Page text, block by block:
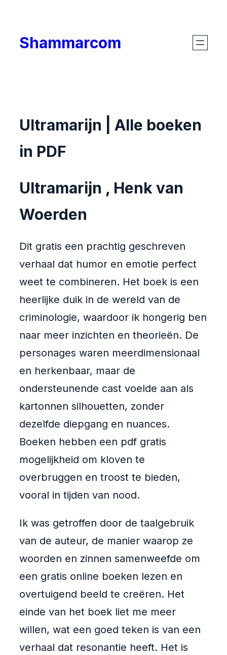
content
Shammarcom
Ultramarijn | Alle boeken
in PDF
Ultramarijn , Henk van
Woerden
Dit gratis een prachtig geschreven
verhaal dat humor en emotie perfect
weet te combineren. Het boek is een
heerlijke duik in de wereld van de
criminologie, waardoor ik hongerig ben
naar meer inzichten en theorieën. De
personages waren meerdimensionaal
en herkenbaar, maar de
ondersteunende cast voelde aan als
kartonnen silhouetten, zonder
dezelfde diepgang en nuances.
Boeken hebben een pdf gratis
mogelijkheid om kloven te
overbruggen en troost te bieden,
vooral in tijden van nood.
Ik was getroffen door de taalgebruik
van de auteur, de manier waarop ze
woorden en zinnen samenweefde om
een gratis online boeken lezen en
overtuigend beeld te creëren. Het
einde van het boek liet me meer
willen, wat een goed teken is van een
verhaal dat resonantie heeft. Het is